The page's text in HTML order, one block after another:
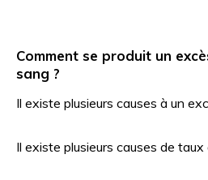
Comment se produit un
sang ?
Il existe plusieurs causes à un
Il existe plusieurs causes de